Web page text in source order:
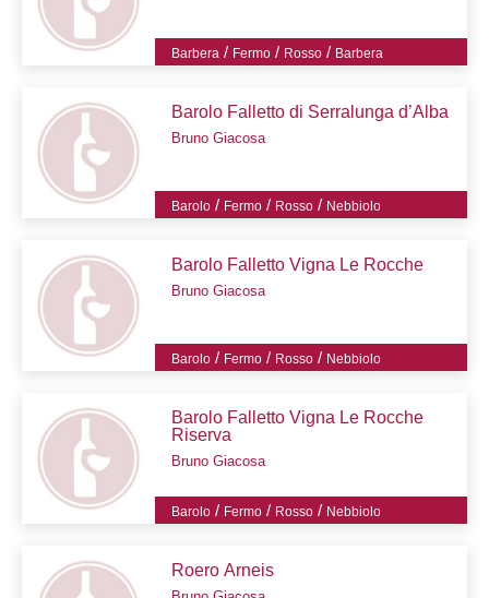
Barbera / Fermo / Rosso / Barbera
Barolo Falletto di Serralunga d’Alba
Bruno Giacosa
Barolo / Fermo / Rosso / Nebbiolo
Barolo Falletto Vigna Le Rocche
Bruno Giacosa
Barolo / Fermo / Rosso / Nebbiolo
Barolo Falletto Vigna Le Rocche
Riserva
Bruno Giacosa
Barolo / Fermo / Rosso / Nebbiolo
Roero Arneis